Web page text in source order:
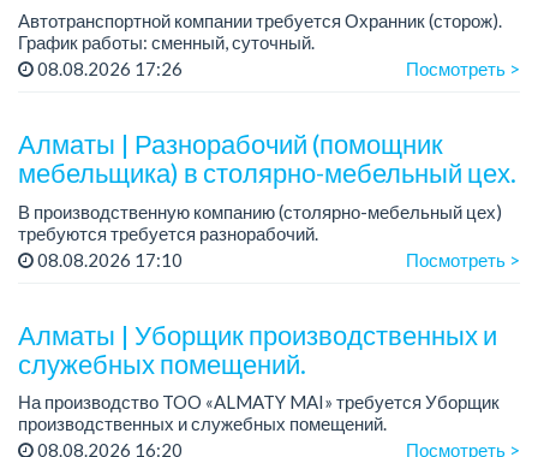
Автотранспортной компании требуется Охранник (сторож).
График работы: сменный, суточный.
Зарплата: от 15 000 до 22 000 тенге/смена.
08.08.2026 17:26 Посмотреть >
Алматы | Разнорабочий (помощник
мебельщика) в столярно-мебельный цех.
В производственную компанию (столярно-мебельный цех)
требуются требуется разнорабочий.
График работы: 5/2.
08.08.2026 17:10 Посмотреть >
Алматы | Уборщик производственных и
служебных помещений.
На производство TOO «ALMATY MAI» требуется Уборщик
производственных и служебных помещений.
Зарплата: от 219 000 тенге на руки.
08.08.2026 16:20 Посмотреть >